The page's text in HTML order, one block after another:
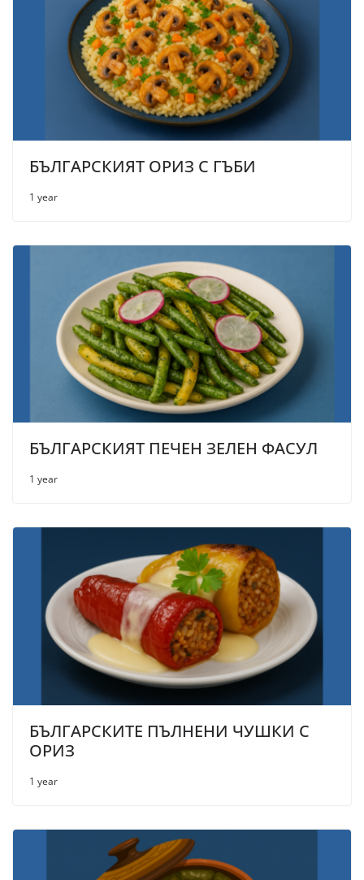
БЪЛГАРСКИЯТ ОРИЗ С ГЪБИ
1 year
БЪЛГАРСКИЯТ ПЕЧЕН ЗЕЛЕН ФАСУЛ
1 year
БЪЛГАРСКИТЕ ПЪЛНЕНИ ЧУШКИ С
ОРИЗ
1 year